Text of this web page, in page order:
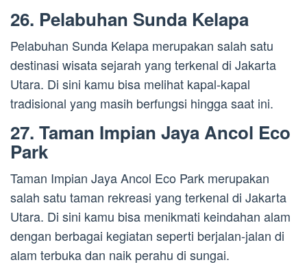
26. Pelabuhan Sunda Kelapa
Pelabuhan Sunda Kelapa merupakan salah satu
destinasi wisata sejarah yang terkenal di Jakarta
Utara. Di sini kamu bisa melihat kapal-kapal
tradisional yang masih berfungsi hingga saat ini.
27. Taman Impian Jaya Ancol Eco
Park
Taman Impian Jaya Ancol Eco Park merupakan
salah satu taman rekreasi yang terkenal di Jakarta
Utara. Di sini kamu bisa menikmati keindahan alam
dengan berbagai kegiatan seperti berjalan-jalan di
alam terbuka dan naik perahu di sungai.